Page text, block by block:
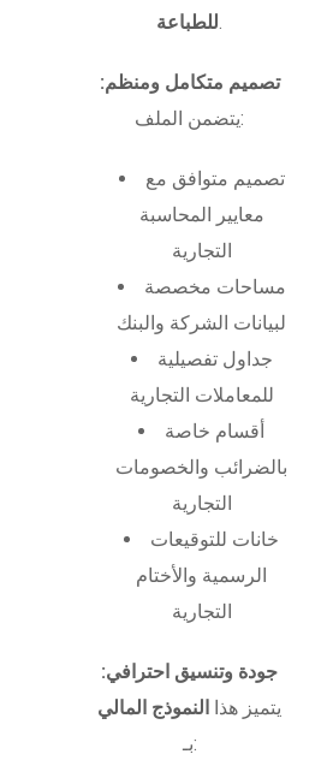
للطباعة.
تصميم متكامل ومنظم:
يتضمن الملف:
تصميم متوافق مع
معايير المحاسبة
التجارية
مساحات مخصصة
لبيانات الشركة والبنك
جداول تفصيلية
للمعاملات التجارية
أقسام خاصة
بالضرائب والخصومات
التجارية
خانات للتوقيعات
الرسمية والأختام
التجارية
جودة وتنسيق احترافي:
يتميز هذا
النموذج المالي
بـ: